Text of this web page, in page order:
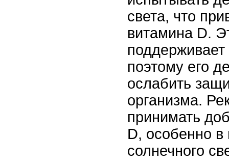
света, что
витамина D.
поэтому его
ослабить
организма.
принимать
D, особенно в
солнечного